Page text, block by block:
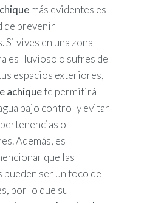
más evidentes es
de prevenir
Si vives en una zona
es lluvioso o sufres de
espacios exteriores,
achiquete permitirá
bajo control y evitar
o
Además, es
que las
pueden ser un foco de
por lo que su